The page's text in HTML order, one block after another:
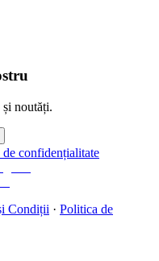
noutăți.
confidențialitate
Condiții · Politica de